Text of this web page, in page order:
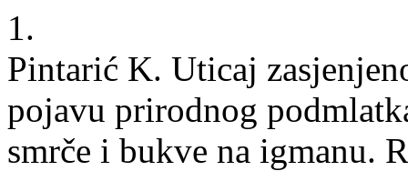
1.
Pintarić K. Uticaj
pojavu prirodnog
smrče i bukve na igmanu.